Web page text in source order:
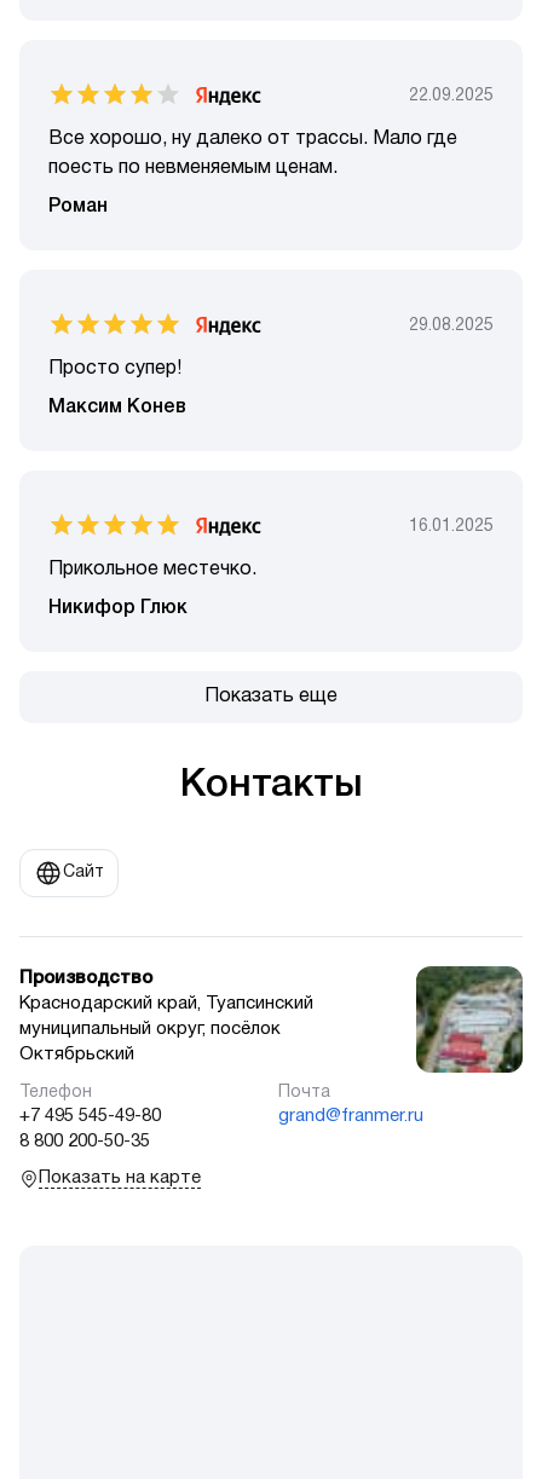
22.09.2025
Все хорошо, ну далеко от трассы. Мало где
поесть по невменяемым ценам.
Роман
29.08.2025
Просто супер!
Максим Конев
16.01.2025
Прикольное местечко.
Никифор Глюк
Показать еще
Контакты
Сайт
Производство
Краснодарский край, Туапсинский
муниципальный округ, посёлок
Октябрьский
+7 495 545-49-80
8 800 200-50-35
grand@franmer.ru
Показать на карте